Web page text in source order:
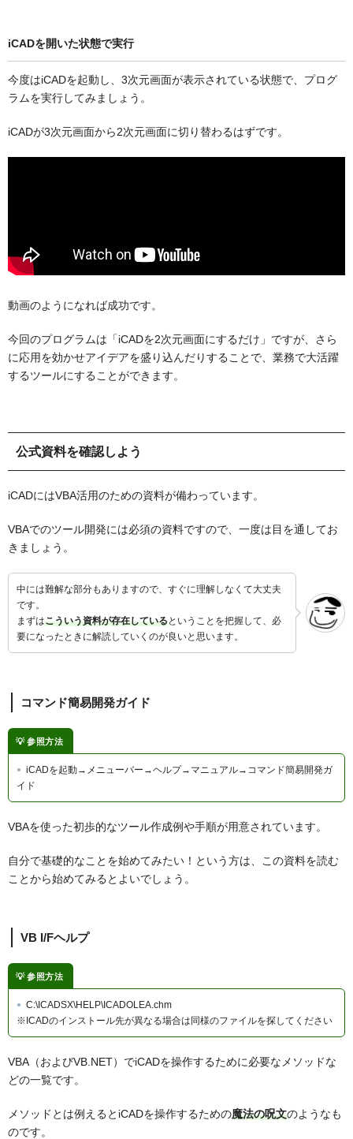
iCADを開いた状態で実行
今度はiCADを起動し、3次元画面が表示されている状態で、プログ
ラムを実行してみましょう。
iCADが3次元画面から2次元画面に切り替わるはずです。
動画のようになれば成功です。
今回のプログラムは「iCADを2次元画面にするだけ」ですが、さら
に応用を効かせアイデアを盛り込んだりすることで、 業務で大活躍
するツールにすることができます。
公式資料を確認しよう
iCADにはVBA活用のための資料が備わっています。
VBAでのツール開発には必須の資料ですので、一度は目を通してお
きましょう。
中には難解な部分もありますので、すぐに理解しなくて大丈夫
です。
まずはこういう資料が存在しているということを把握して、必
要になったときに解読していくのが良いと思います。
コマンド簡易開発ガイド
参照方法
iCADを起動→メニューバー→ヘルプ→マニュアル→コマンド簡易開発ガ
イド
VBAを使った初歩的なツール作成例や手順が用意されています。
自分で基礎的なことを始めてみたい！という方は、この資料を読む
ことから始めてみるとよいでしょう。
VB I/Fヘルプ
参照方法
C:\ICADSX\HELP\ICADOLEA.chm
※ICADのインストール先が異なる場合は同様のファイルを探してください
VBA（およびVB.NET）でiCADを操作するために必要なメソッドな
どの一覧です。
メソッドとは例えるとiCADを操作するための魔法の呪文のようなも
のです。